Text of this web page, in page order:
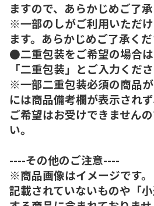
ますので、あらかじめご了承
※一部のしがご利用いただ
ます。あらかじめご了承くだ
●二重包装をご希望の場合
「二重包装」とご入力くださ
※一部二重包装必須の商品
には商品備考欄が表示され
ご希望はお受けできません
い。
----その他のご注意----
※商品画像はイメージです
記載されていないものや「